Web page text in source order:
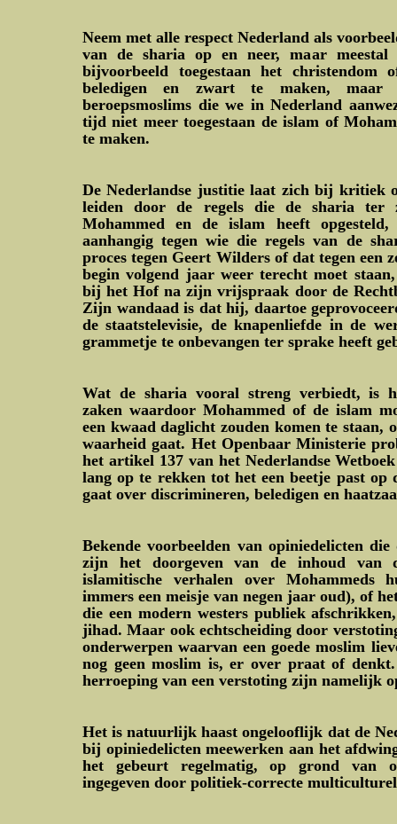
Neem met alle respect Nederland als
van de sharia op en neer, maar
bijvoorbeeld toegestaan het christendom
beledigen en zwart te maken,
beroepsmoslims die we in Nederland
tijd niet meer toegestaan de islam of
te maken.
De Nederlandse justitie laat zich bij kritiek
leiden door de regels die de sharia ter
Mohammed en de islam heeft opgesteld,
aanhangig tegen wie die regels van de
proces tegen Geert Wilders of dat tegen een
begin volgend jaar weer terecht moet
bij het Hof na zijn vrijspraak door de
Zijn wandaad is dat hij, daartoe
de staatstelevisie, de knapenliefde in de
grammetje te onbevangen ter sprake heeft
Wat de sharia vooral streng verbiedt, is
zaken waardoor Mohammed of de islam
een kwaad daglicht zouden komen te staan,
waarheid gaat. Het Openbaar Ministerie
het artikel 137 van het Nederlandse
lang op te rekken tot het een beetje past op
gaat over discrimineren, beledigen en
Bekende voorbeelden van opiniedelicten
zijn het doorgeven van de inhoud van
islamitische verhalen over Mohammeds
immers een meisje van negen jaar oud), of
die een modern westers publiek
jihad. Maar ook echtscheiding door
onderwerpen waarvan een goede moslim
nog geen moslim is, er over praat of
herroeping van een verstoting zijn namelijk
Het is natuurlijk haast ongelooflijk dat de
bij opiniedelicten meewerken aan het
het gebeurt regelmatig, op grond van
ingegeven door politiek-correcte